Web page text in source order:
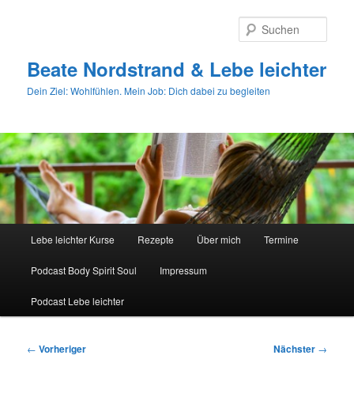
Beate Nordstrand & Lebe leichter
Dein Ziel: Wohlfühlen. Mein Job: Dich dabei zu begleiten
Lebe leichter Kurse Rezepte Über mich Termine
Podcast Body Spirit Soul Impressum
Podcast Lebe leichter
Beitragsnavigation
← Vorheriger Nächster →